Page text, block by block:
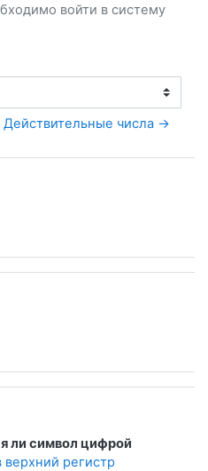
войти в систему
Действительные числа →
ли символ цифрой
регистр